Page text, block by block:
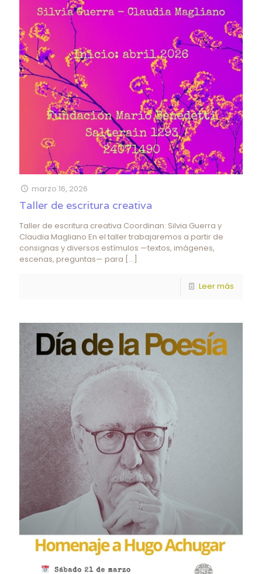
marzo 16, 2026
Taller de escritura creativa
Taller de escritura creativa Coordinan: Silvia Guerra y
Claudia Magliano En el taller trabajaremos a partir de
consignas y diversos estímulos —textos, imágenes,
escenas, preguntas— para […]
Leer más